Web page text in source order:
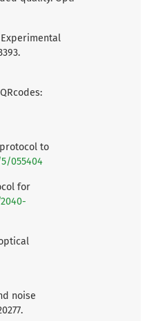
Experimental
protocol to
055404
for
noise